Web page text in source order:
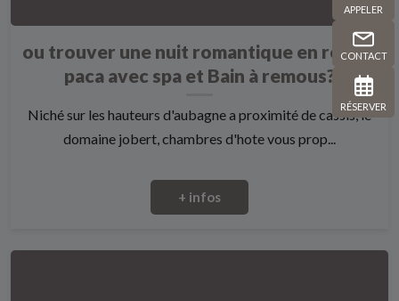
APPELER
CONTACT
RÉSERVER
ou trouver une nuit romantique en region
paca avec spa et Bain à remous?
Niché sur les hauteurs d'aubagne a proximité de cassis, le
domaine jobert, chambres d'hote vous prop...
+ infos